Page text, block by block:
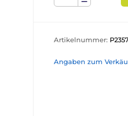
Artikelnummer:
Angaben zum